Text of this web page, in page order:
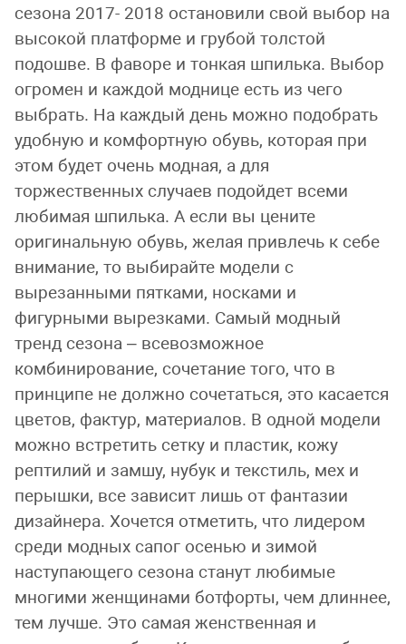
сезона 2017- 2018 остановили свой выбор на
высокой платформе и грубой толстой
подошве. В фаворе и тонкая шпилька. Выбор
огромен и каждой моднице есть из чего
выбрать. На каждый день можно подобрать
удобную и комфортную обувь, которая при
этом будет очень модная, а для
торжественных случаев подойдет всеми
любимая шпилька. А если вы цените
оригинальную обувь, желая привлечь к себе
внимание, то выбирайте модели с
вырезанными пятками, носками и
фигурными вырезками. Самый модный
тренд сезона – всевозможное
комбинирование, сочетание того, что в
принципе не должно сочетаться, это касается
цветов, фактур, материалов. В одной модели
можно встретить сетку и пластик, кожу
рептилий и замшу, нубук и текстиль, мех и
перышки, все зависит лишь от фантазии
дизайнера. Хочется отметить, что лидером
среди модных сапог осенью и зимой
наступающего сезона станут любимые
многими женщинами ботфорты, чем длиннее,
тем лучше. Это самая женственная и